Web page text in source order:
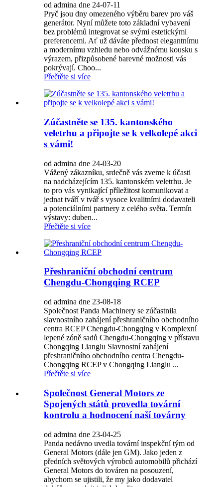
od admina dne 24-07-11
Pryč jsou dny omezeného výběru barev pro váš
generátor. Nyní můžete toto základní vybavení
bez problémů integrovat se svými estetickými
preferencemi. Ať už dáváte přednost elegantnímu
a modernímu vzhledu nebo odvážnému kousku s
výrazem, přizpůsobené barevné možnosti vás
pokrývají. Choo...
Přečtěte si více
Zúčastněte se 135. kantonského
veletrhu a připojte se k velkolepé akci
s vámi!
od admina dne 24-03-20
Vážený zákazníku, srdečně vás zveme k účasti
na nadcházejícím 135. kantonském veletrhu. Je
to pro vás vynikající příležitost komunikovat a
jednat tváří v tvář s vysoce kvalitními dodavateli
a potenciálními partnery z celého světa. Termín
výstavy: duben...
Přečtěte si více
Přeshraniční obchodní centrum
Chengdu-Chongqing RCEP
od admina dne 23-08-18
Společnost Panda Machinery se zúčastnila
slavnostního zahájení přeshraničního obchodního
centra RCEP Chengdu-Chongqing v Komplexní
lepené zóně sadů Chengdu-Chongqing v přístavu
Chongqing Lianglu Slavnostní zahájení
přeshraničního obchodního centra Chengdu-
Chongqing RCEP v Chongqing Lianglu ...
Přečtěte si více
Společnost General Motors ze
Spojených států provedla tovární
kontrolu a hodnocení naší továrny
od admina dne 23-04-25
Panda nedávno uvedla tovární inspekční tým od
General Motors (dále jen GM). Jako jeden z
předních světových výrobců automobilů přichází
General Motors do továren na posouzení,
abychom se ujistili, že my jako dodavatel